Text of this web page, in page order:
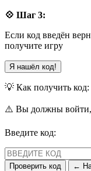
💠 Шаг 3:
Если код введён
получите игру
Я нашёл код!
💡 Как получить код:
⚠️ Вы должны войти,
Введите код:
Проверить код ←